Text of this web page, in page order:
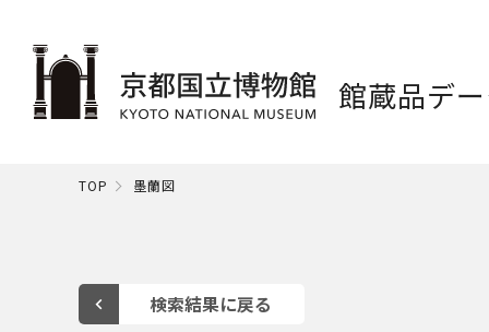
館蔵品デ
TOP 墨蘭図